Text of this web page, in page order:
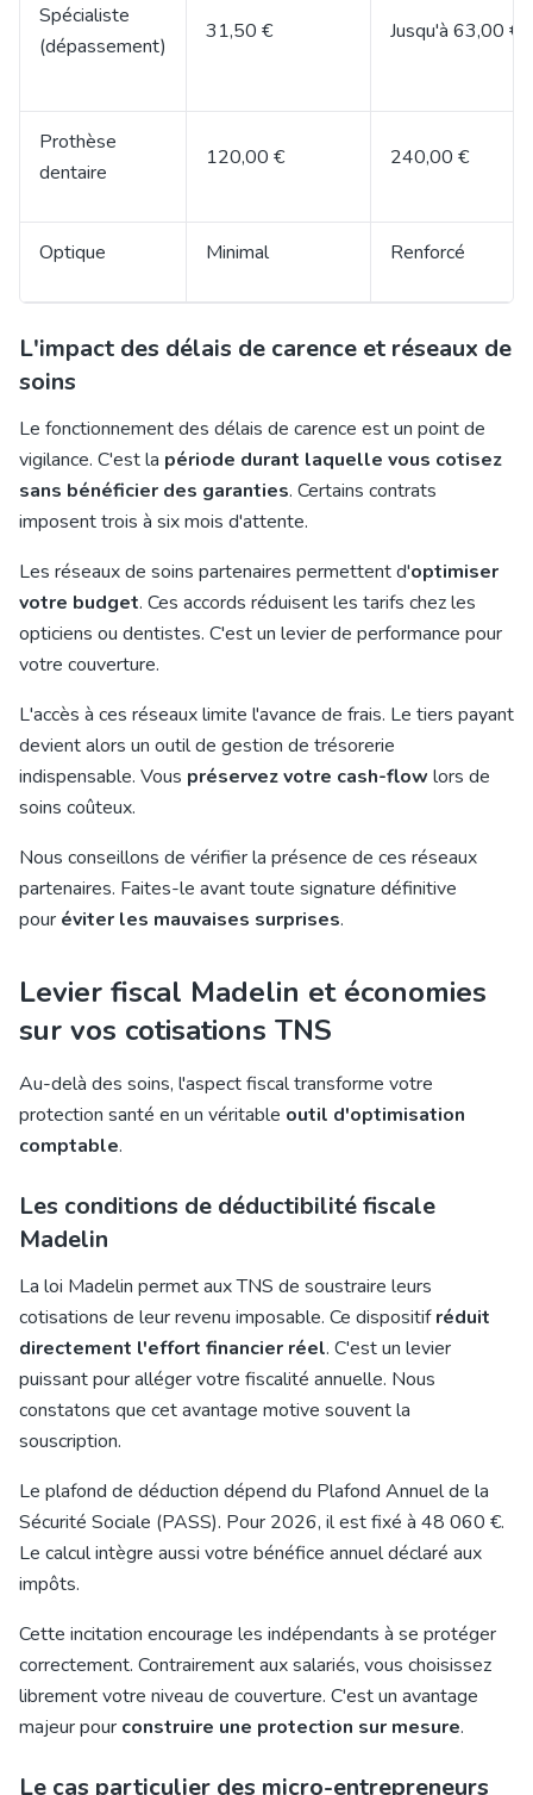
Spécialiste
(dépassement)
31,50 € Jusqu'à 63,00 €
Prothèse
dentaire
120,00 € 240,00 €
Optique Minimal Renforcé
L'impact des délais de carence et réseaux de
soins
Le fonctionnement des délais de carence est un point de
vigilance. C'est la période durant laquelle vous cotisez
sans bénéficier des garanties. Certains contrats
imposent trois à six mois d'attente.
Les réseaux de soins partenaires permettent d'optimiser
votre budget. Ces accords réduisent les tarifs chez les
opticiens ou dentistes. C'est un levier de performance pour
votre couverture.
L'accès à ces réseaux limite l'avance de frais. Le tiers payant
devient alors un outil de gestion de trésorerie
indispensable. Vous préservez votre cash-flow lors de
soins coûteux.
Nous conseillons de vérifier la présence de ces réseaux
partenaires. Faites-le avant toute signature définitive
pour éviter les mauvaises surprises.
Levier fiscal Madelin et économies
sur vos cotisations TNS
Au-delà des soins, l'aspect fiscal transforme votre
protection santé en un véritable outil d'optimisation
comptable.
Les conditions de déductibilité fiscale
Madelin
La loi Madelin permet aux TNS de soustraire leurs
cotisations de leur revenu imposable. Ce dispositifréduit
directement l'effort financier réel. C'est un levier
puissant pour alléger votre fiscalité annuelle. Nous
constatons que cet avantage motive souvent la
souscription.
Le plafond de déduction dépend du Plafond Annuel de la
Sécurité Sociale (PASS). Pour 2026, il est fixé à 48 060 €.
Le calcul intègre aussi votre bénéfice annuel déclaré aux
impôts.
Cette incitation encourage les indépendants à se protéger
correctement. Contrairement aux salariés, vous choisissez
librement votre niveau de couverture. C'est un avantage
majeur pour construire une protection sur mesure.
Le cas particulier des micro-entrepreneurs